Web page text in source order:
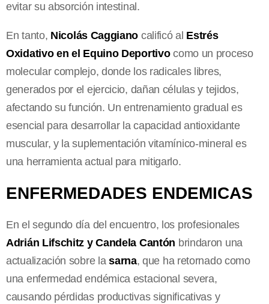
evitar su absorción intestinal.
En tanto, Nicolás Caggiano calificó al Estrés
Oxidativo en el Equino Deportivocomo un proceso
molecular complejo, donde los radicales libres,
generados por el ejercicio, dañan células y tejidos,
afectando su función. Un entrenamiento gradual es
esencial para desarrollar la capacidad antioxidante
muscular, y la suplementación vitamínico-mineral es
una herramienta actual para mitigarlo.
ENFERMEDADES ENDEMICAS
En el segundo día del encuentro, los profesionales
Adrián Lifschitz y Candela Cantón brindaron una
actualización sobre lasarna, que ha retornado como
una enfermedad endémica estacional severa,
causando pérdidas productivas significativas y